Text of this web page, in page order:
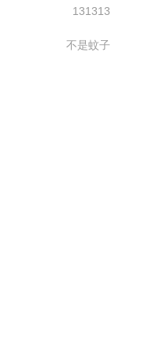
131313
不是蚊子